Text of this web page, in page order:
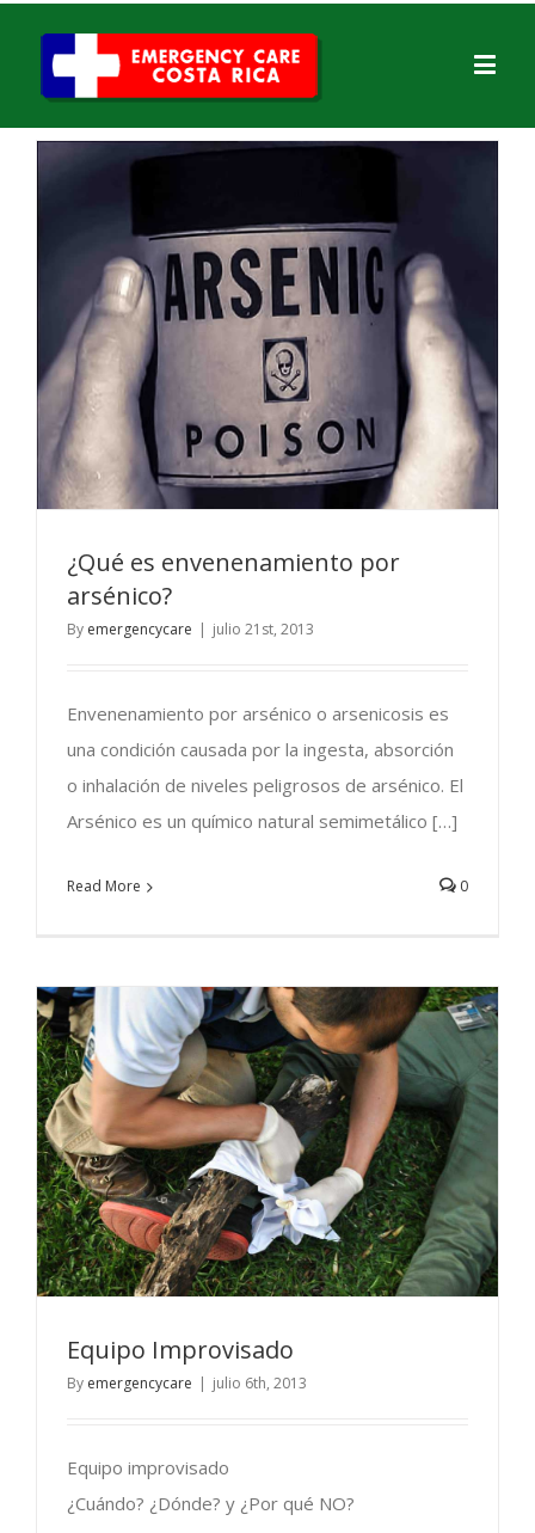
¿Qué es envenenamiento por
arsénico?
By emergencycare | julio 21st, 2013
Envenenamiento por arsénico o arsenicosis es
una condición causada por la ingesta, absorción
o inhalación de niveles peligrosos de arsénico. El
Arsénico es un químico natural semimetálico […]
Read More 0
Equipo Improvisado
By emergencycare | julio 6th, 2013
Equipo improvisado
¿Cuándo? ¿Dónde? y ¿Por qué NO?